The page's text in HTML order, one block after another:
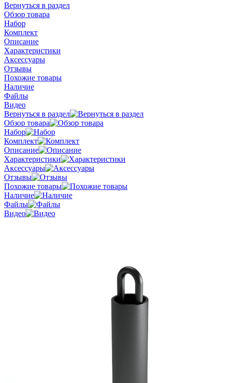
Вернуться в раздел
Обзор товара
Набор
Комплект
Описание
Характеристики
Аксессуары
Отзывы
Похожие товары
Наличие
Файлы
Видео
Вернуться в раздел
Обзор товара
Набор
Комплект
Описание
Характеристики
Аксессуары
Отзывы
Похожие товары
Наличие
Файлы
Видео